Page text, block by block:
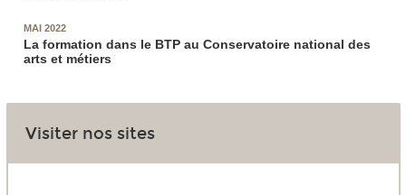
MAI 2022
La formation dans le BTP au Conservatoire national des
arts et métiers
Visiter nos sites